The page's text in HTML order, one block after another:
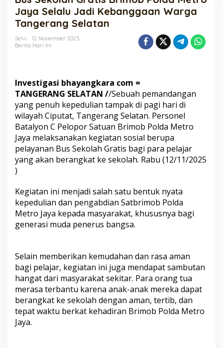
Brimob
Polda
Metro
Tangerang
Selatan
Jaya Selalu Jadi Kebanggaan Warga
Tangerang Selatan
Selvi
12 November 2025
Berita Hari Ini
Investigasi bhayangkara com =
TANGERANG SELATAN //Sebuah pemandangan
yang penuh kepedulian tampak di pagi hari di
wilayah Ciputat, Tangerang Selatan. Personel
Batalyon C Pelopor Satuan Brimob Polda Metro
Jaya melaksanakan kegiatan sosial berupa
pelayanan Bus Sekolah Gratis bagi para pelajar
yang akan berangkat ke sekolah. Rabu (12/11/2025
)
Kegiatan ini menjadi salah satu bentuk nyata
kepedulian dan pengabdian Satbrimob Polda
Metro Jaya kepada masyarakat, khususnya bagi
generasi muda penerus bangsa.
Selain memberikan kemudahan dan rasa aman
bagi pelajar, kegiatan ini juga mendapat sambutan
hangat dari masyarakat sekitar. Para orang tua
merasa terbantu karena anak-anak mereka dapat
berangkat ke sekolah dengan aman, tertib, dan
tepat waktu berkat kehadiran Brimob Polda Metro
Jaya.